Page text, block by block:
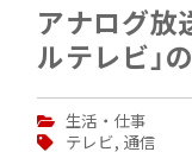
アナログ放
ルテレビ」
生活・仕事
テレビ, 通信